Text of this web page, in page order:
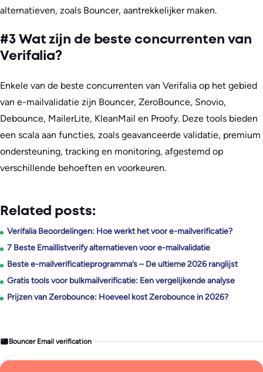
alternatieven, zoals Bouncer, aantrekkelijker maken.
#3 Wat zijn de beste concurrenten van
Verifalia?
Enkele van de beste concurrenten van Verifalia op het gebied
van e-mailvalidatie zijn Bouncer, ZeroBounce, Snovio,
Debounce, MailerLite, KleanMail en Proofy. Deze tools bieden
een scala aan functies, zoals geavanceerde validatie, premium
ondersteuning, tracking en monitoring, afgestemd op
verschillende behoeften en voorkeuren.
Related posts:
Verifalia Beoordelingen: Hoe werkt het voor e-mailverificatie?
7 Beste Emaillistverify alternatieven voor e-mailvalidatie
Beste e-mailverificatieprogramma’s – De ultieme 2026 ranglijst
Gratis tools voor bulkmailverificatie: Een vergelijkende analyse
Prijzen van Zerobounce: Hoeveel kost Zerobounce in 2026?
Bouncer Email verification